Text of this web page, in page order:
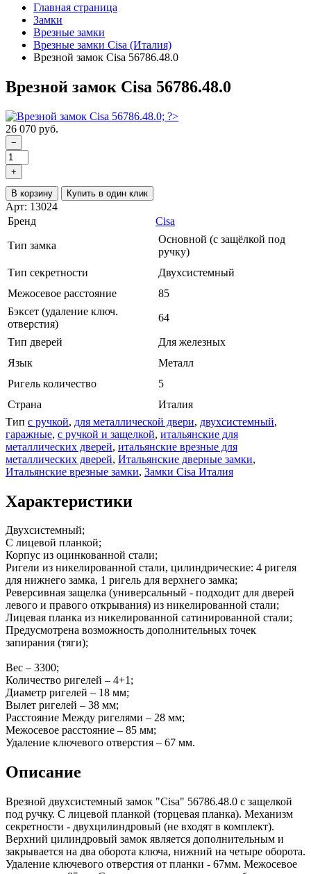
Главная страница
Замки
Врезные замки
Врезные замки Cisa (Италия)
Врезной замок Cisa 56786.48.0
Врезной замок Cisa 56786.48.0
26 070 руб.
−
+
В корзину Купить в один клик
Арт: 13024
Бренд
Cisa
Тип замка
Основной (с защёлкой под
ручку)
Тип секретности
Двухсистемный
Межосевое расстояние
85
Бэксет (удаление ключ.
отверстия)
64
Тип дверей
Для железных
Язык
Металл
Ригель количество
5
Страна
Италия
Тип с ручкой, для металлической двери, двухсистемный,
гаражные, с ручкой и защелкой, итальянские для
металлических дверей, итальянские врезные для
металлических дверей, Итальянские дверные замки,
Итальянские врезные замки, Замки Cisa Италия
Характеристики
Двухсистемный;
С лицевой планкой;
Корпус из оцинкованной стали;
Ригели из никелированной стали, цилиндрические: 4 ригеля
для нижнего замка, 1 ригель для верхнего замка;
Реверсивная защелка (универсальный - подходит для дверей
левого и правого открывания) из никелированной стали;
Лицевая планка из никелированной сатинированной стали;
Предусмотрена возможность дополнительных точек
запирания (тяги);
Вес – 3300;
Количество ригелей – 4+1;
Диаметр ригелей – 18 мм;
Вылет ригелей – 38 мм;
Расстояние Между ригелями – 28 мм;
Межосевое расстояние – 85 мм;
Удаление ключевого отверстия – 67 мм.
Описание
Врезной двухсистемный замок "Cisa" 56786.48.0 с защелкой
под ручку. С лицевой планкой (торцевая планка). Механизм
секретности - двухцилиндровый (не входят в комплект).
Верхний цилиндровый замок является дополнительным и
закрывается на два оборота ключа, нижний на четыре оборота.
Удаление ключевого отверстия от планки - 67мм. Межосевое